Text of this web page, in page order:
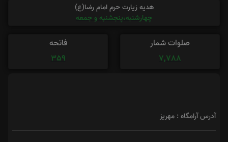
هدیه زیارت حرم امام رضا(ع)
چهارشنبه،پنجشنبه و جمعه
صلوات شمار
7,788
فاتحه
359
آدرس آرامگاه : مهریز